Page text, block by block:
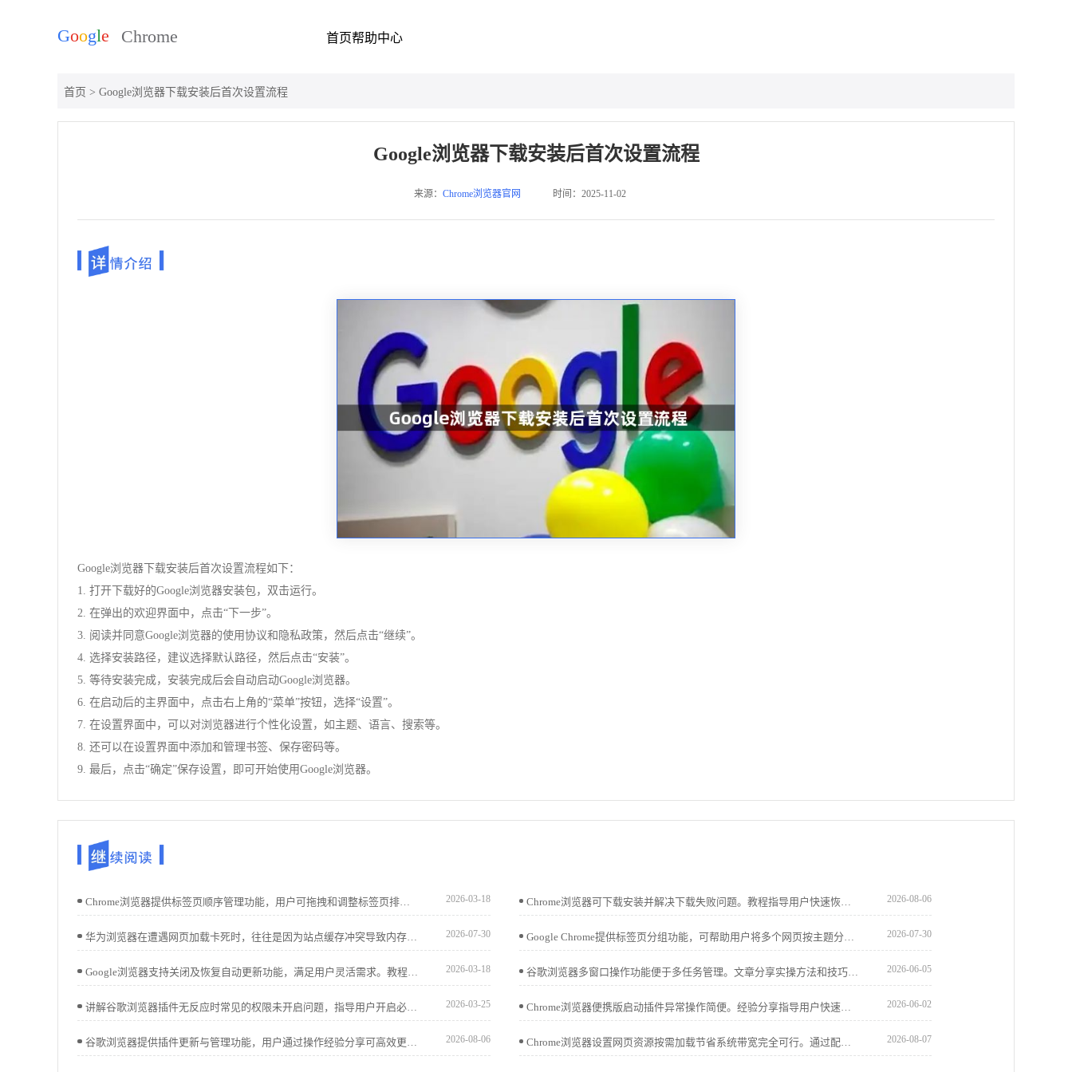
首页帮助中心
首页 > Google浏览器下载安装后首次设置流程
Google浏览器下载安装后首次设置流程
来源： Chrome浏览器官网 时间：2025-11-02
Google浏览器下载安装后首次设置流程如下：
1. 打开下载好的Google浏览器安装包，双击运行。
2. 在弹出的欢迎界面中，点击“下一步”。
3. 阅读并同意Google浏览器的使用协议和隐私政策，然后点击“继续”。
4. 选择安装路径，建议选择默认路径，然后点击“安装”。
5. 等待安装完成，安装完成后会自动启动Google浏览器。
6. 在启动后的主界面中，点击右上角的“菜单”按钮，选择“设置”。
7. 在设置界面中，可以对浏览器进行个性化设置，如主题、语言、搜索等。
8. 还可以在设置界面中添加和管理书签、保存密码等。
9. 最后，点击“确定”保存设置，即可开始使用Google浏览器。
Chrome浏览器提供标签页顺序管理功能，用户可拖拽和调整标签页排列，实现高效多任务操作。 2026-03-18 Chrome浏览器可下载安装并解决下载失败问题。教程指导用户快速恢复下载，提高操作便捷性，实现高效顺畅使用体验。 2026-08-06
华为浏览器在遭遇网页加载卡死时，往往是因为站点缓存冲突导致内存溢出。本文手把手教您如何通过单站清理功能快速释放占用，重置加载进程，轻松解决网页卡顿无法刷新的棘手问题。 2026-07-30 Google Chrome提供标签页分组功能，可帮助用户将多个网页按主题分类，便于集中管理与切换，极大提高办公和学习的浏览效率。 2026-07-30
Google浏览器支持关闭及恢复自动更新功能，满足用户灵活需求。教程详细介绍设置流程及注意事项。 2026-03-18 谷歌浏览器多窗口操作功能便于多任务管理。文章分享实操方法和技巧，帮助用户高效使用多个窗口。 2026-06-05
讲解谷歌浏览器插件无反应时常见的权限未开启问题，指导用户开启必要权限，确保插件功能正常运行。 2026-03-25 Chrome浏览器便携版启动插件异常操作简便。经验分享指导用户快速处理异常，提高操作效率，保证整体使用体验顺畅可靠。 2026-06-02
谷歌浏览器提供插件更新与管理功能，用户通过操作经验分享可高效更新与管理插件，同时提升浏览器使用效率，实现顺畅高效的插件操作体验。 2026-08-06 Chrome浏览器设置网页资源按需加载节省系统带宽完全可行。通过配置高级资源调度，仅在用户交互区域请求资产，能显著降低首屏展现压力与内存占用。 2026-08-07